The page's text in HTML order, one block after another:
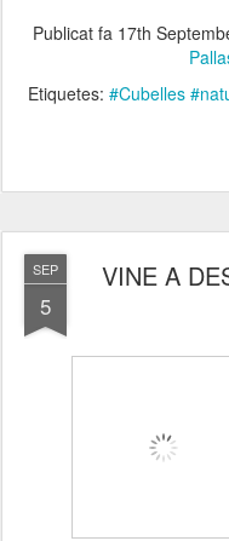
Publicat fa 17th
Etiquetes: #Cubelles
SEP
5
VINE A